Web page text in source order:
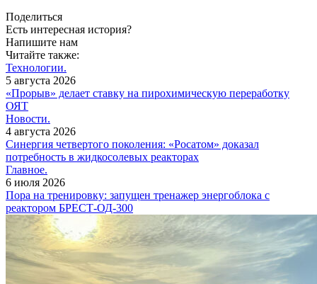
Поделиться
Есть интересная история?
Напишите нам
Читайте также:
Технологии.
5 августа 2026
«Прорыв» делает ставку на пирохимическую переработку
ОЯТ
Новости.
4 августа 2026
Синергия четвертого поколения: «Росатом» доказал
потребность в жидкосолевых реакторах
Главное.
6 июля 2026
Пора на тренировку: запущен тренажер энергоблока с
реактором БРЕСТ-ОД-300